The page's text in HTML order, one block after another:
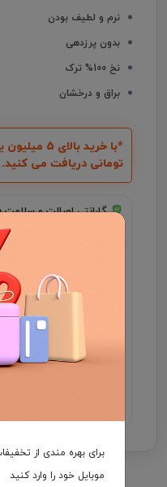
نرم و لطیف بودن
بدون پرزدهی
نخ 100% ترک
براق و درخشان
تومانی دریافت می کنید.
گارانتی اصالت و سلامت
جهت اطلاع از موجودی
هزینه ارسال برعهده
برای بهره مندی از
موبایل خود را وارد کنید